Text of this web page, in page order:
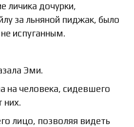
личика дочурки,
за льняной пиджак, было
испуганным.
Эми.
на человека, сидевшего
них.
лицо, позволяя видеть